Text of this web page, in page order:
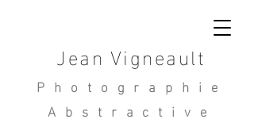
Jean Vigneault
Photographie
Abstractive